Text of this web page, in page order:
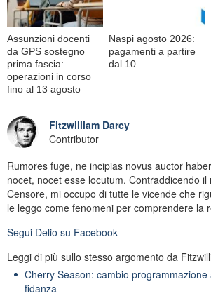
Assunzioni docenti
da GPS sostegno
prima fascia:
operazioni in corso
fino al 13 agosto
Naspi agosto 2026:
pagamenti a partire
dal 10
Fitzwilliam Darcy
Contributor
Rumores fuge, ne incipias novus auctor
nocet, nocet esse locutum. Contraddicendo il
Censore, mi occupo di tutte le vicende che
le leggo come fenomeni per comprendere la
Segui Delio su Facebook
Leggi di più sullo stesso argomento da
Cherry Season: cambio
fidanza